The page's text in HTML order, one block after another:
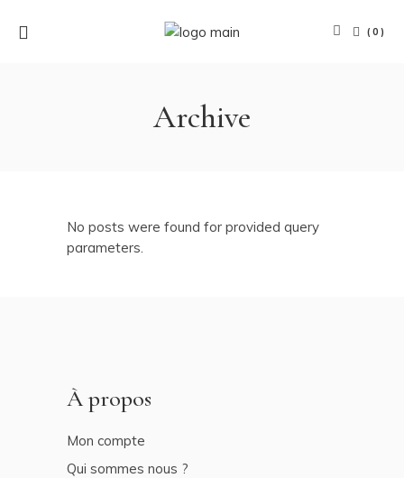
(0)
Archive
No posts were found for provided query
parameters.
À propos
Mon compte
Qui sommes nous ?